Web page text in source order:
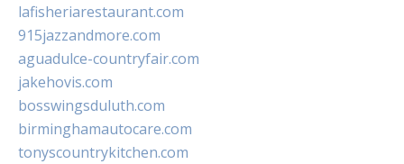
lafisheriarestaurant.com
915jazzandmore.com
aguadulce-countryfair.com
jakehovis.com
bosswingsduluth.com
birminghamautocare.com
tonyscountrykitchen.com